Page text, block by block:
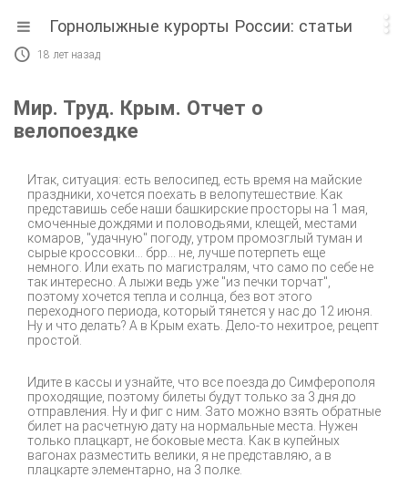

Горнолыжные курорты России: статьи
 18 лет назад
Мир. Труд. Крым. Отчет о
велопоездке
Итак, ситуация: есть велосипед, есть время на майские
праздники, хочется поехать в велопутешествие. Как
представишь себе наши башкирские просторы на 1 мая,
смоченные дождями и половодьями, клещей, местами
комаров, "удачную" погоду, утром промозглый туман и
сырые кроссовки... брр... не, лучше потерпеть еще
немного. Или ехать по магистралям, что само по себе не
так интересно. А лыжи ведь уже "из печки торчат",
поэтому хочется тепла и солнца, без вот этого
переходного периода, который тянется у нас до 12 июня.
Ну и что делать? А в Крым ехать. Дело-то нехитрое, рецепт
простой.
Идите в кассы и узнайте, что все поезда до Симферополя
проходящие, поэтому билеты будут только за 3 дня до
отправления. Ну и фиг с ним. Зато можно взять обратные
билет на расчетную дату на нормальные места. Нужен
только плацкарт, не боковые места. Как в купейных
вагонах разместить велики, я не представляю, а в
плацкарте элементарно, на 3 полке.